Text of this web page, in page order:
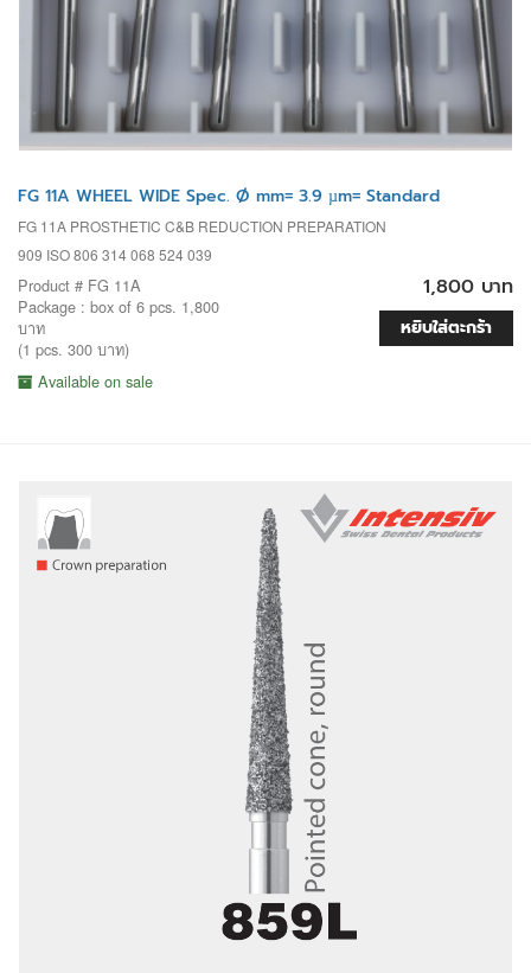
FG 11A WHEEL WIDE Spec. Ø mm= 3.9 µm= Standard
FG 11A PROSTHETIC C&B REDUCTION PREPARATION
909 ISO 806 314 068 524 039
Product # FG 11A
Package : box of 6 pcs. 1,800
บาท
(1 pcs. 300 บาท)
Available on sale
1,800 บาท
หยิบใส่ตะกร้า